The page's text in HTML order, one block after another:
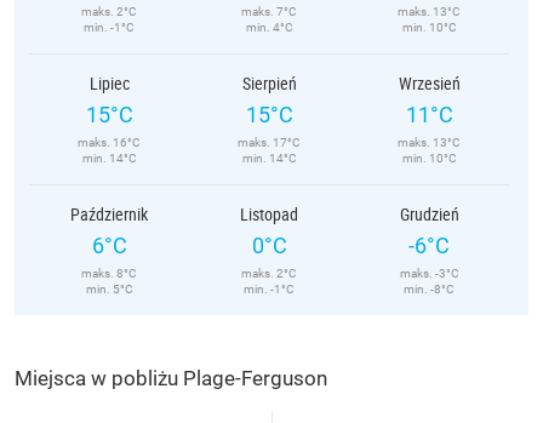
maks. 2°C
min. -1°C
maks. 7°C
min. 4°C
maks. 13°C
min. 10°C
Lipiec
15°C
maks. 16°C
min. 14°C
Sierpień
15°C
maks. 17°C
min. 14°C
Wrzesień
11°C
maks. 13°C
min. 10°C
Październik
6°C
maks. 8°C
min. 5°C
Listopad
0°C
maks. 2°C
min. -1°C
Grudzień
-6°C
maks. -3°C
min. -8°C
Miejsca w pobliżu Plage-Ferguson